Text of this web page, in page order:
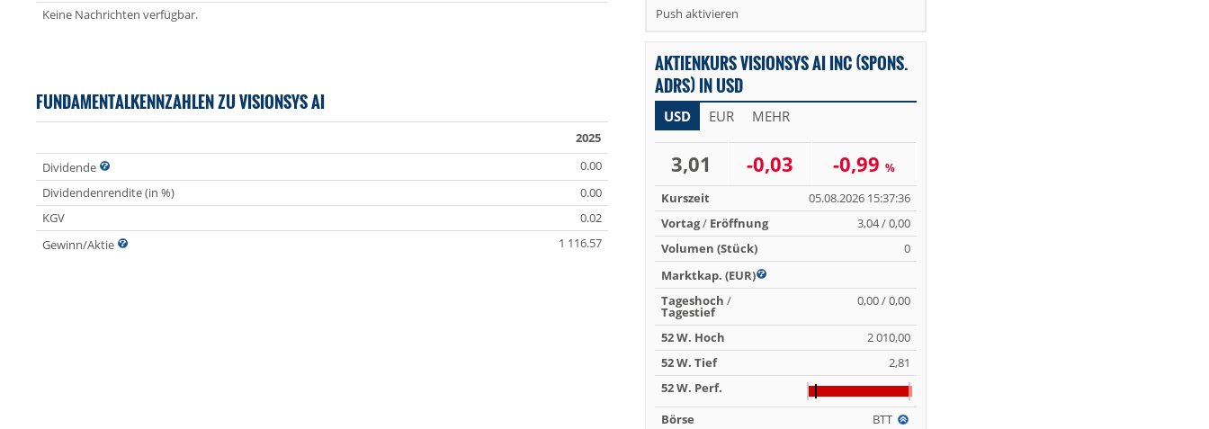
Keine Nachrichten verfügbar.
FUNDAMENTALKENNZAHLEN ZU VISIONSYS AI
2025
Dividende
0.00
Dividendenrendite (in %)
0.00
KGV
0.02
Gewinn/Aktie
1 116.57
Push aktivieren
AKTIENKURS VISIONSYS AI INC (SPONS.
ADRS) IN USD
USD EUR MEHR
3,01 -0,03 -0,99 %
Kurszeit
05.08.2026 15:37:36
Vortag/ Eröffnung
3,04 / 0,00
Volumen (Stück)
0
Marktkap. (EUR)
Tageshoch /
Tagestief
0,00 / 0,00
52 W. Hoch
2 010,00
52 W. Tief
2,81
52 W. Perf.
Börse
BTT